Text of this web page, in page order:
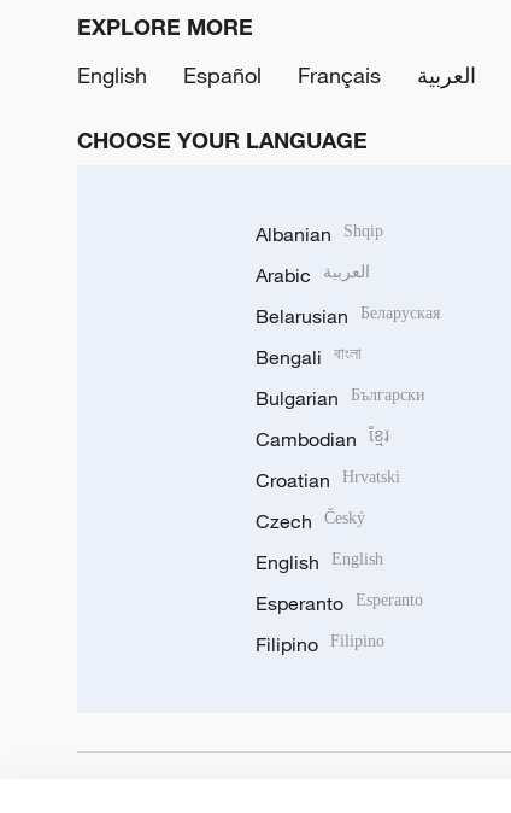
EXPLORE MORE
English
Español Français العربية
CHOOSE YOUR LANGUAGE
Albanian Shqip
Arabic العربية
Belarusian Беларуская
Bengali বাংলা
Bulgarian Български
Cambodian ខ្មែរ
Croatian Hrvatski
Czech Český
English English
Esperanto Esperanto
Filipino Filipino